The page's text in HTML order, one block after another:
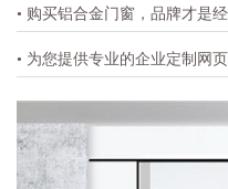
• 购买铝合金门窗，品牌才是
• 为您提供专业的企业定制网